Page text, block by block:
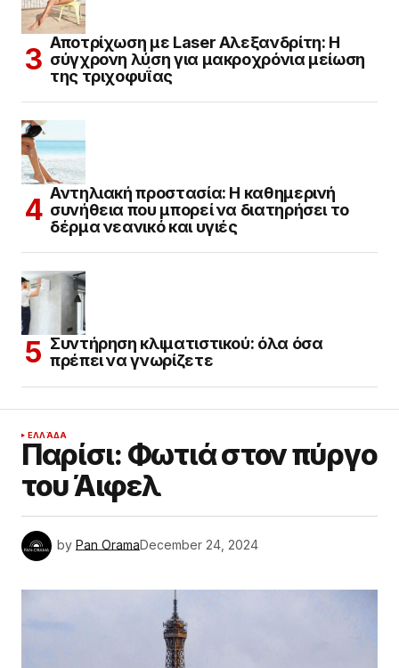
Αποτρίχωση με Laser Αλεξανδρίτη: Η
σύγχρονη λύση για μακροχρόνια μείωση
της τριχοφυΐας
Αντηλιακή προστασία: Η καθημερινή
συνήθεια που μπορεί να διατηρήσει το
δέρμα νεανικό και υγιές
Συντήρηση κλιματιστικού: όλα όσα
πρέπει να γνωρίζετε
ΕΛΛΆΔΑ
Παρίσι: Φωτιά στον πύργο
του Άιφελ
by Pan OramaDecember 24, 2024